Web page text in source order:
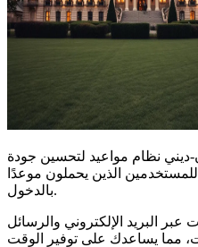
نظام مواعيد لتحسين جودة
الذين يحملون موعدًا
بالدخول.
عبر البريد الإلكتروني والرسائل
مما يساعدك على توفير الوقت